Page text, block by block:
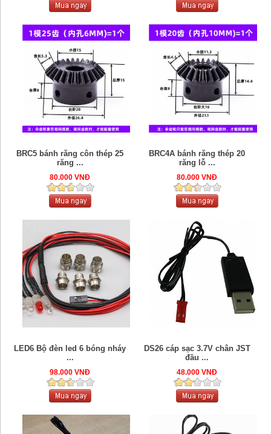
BRC5 bánh răng côn thép 25
răng ...
80.000 VNĐ
BRC4A bánh răng thép 20
răng lỗ ...
80.000 VNĐ
LED6 Bộ đèn led 6 bóng nháy
...
98.000 VNĐ
DS26 cáp sạc 3.7V chân JST
đầu ...
48.000 VNĐ